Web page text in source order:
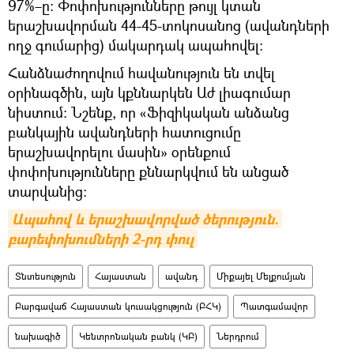
97%–ը։ Փոփոխությունները թույլ կտան
երաշխավորման 44-45-տոկոսանոց (ավանդների
ողջ գումարից) մակարդակ ապահովել։
Հանձնաժողովում հավանություն են տվել
օրինագծին, այն կքննարկեն Աժ լիագումար
նիստում։ Նշենք, որ «Ֆիզիկական անձանց
բանկային ավանդների հատուցումը
երաշխավորելու մասին» օրենքում
փոփոխությունները քննարկվում են անցած
տարվանից։
Ապահով և երաշխավորված ծերություն.
բարեփոխումների 2-րդ փուլ
Տնտեսություն Հայաստան ավանդ Միքայել Մելքումյան
Բարգավաճ Հայաստան կուսակցություն (ԲՀԿ) Պատգամավոր
նախագիծ Կենտրոնական բանկ (ԿԲ) Ներդրում